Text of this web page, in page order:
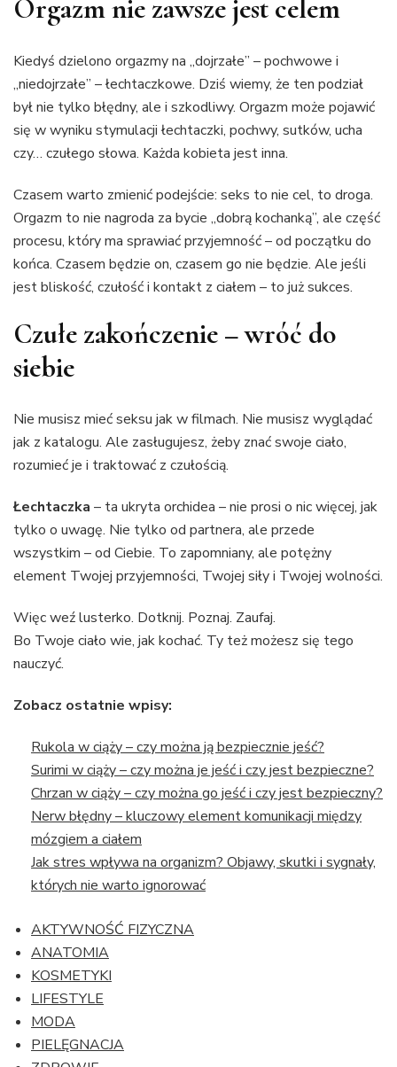
Orgazm nie zawsze jest celem
Kiedyś dzielono orgazmy na „dojrzałe” – pochwowe i
„niedojrzałe” – łechtaczkowe. Dziś wiemy, że ten podział
był nie tylko błędny, ale i szkodliwy. Orgazm może pojawić
się w wyniku stymulacji łechtaczki, pochwy, sutków, ucha
czy… czułego słowa. Każda kobieta jest inna.
Czasem warto zmienić podejście: seks to nie cel, to droga.
Orgazm to nie nagroda za bycie „dobrą kochanką”, ale część
procesu, który ma sprawiać przyjemność – od początku do
końca. Czasem będzie on, czasem go nie będzie. Ale jeśli
jest bliskość, czułość i kontakt z ciałem – to już sukces.
Czułe zakończenie – wróć do
siebie
Nie musisz mieć seksu jak w filmach. Nie musisz wyglądać
jak z katalogu. Ale zasługujesz, żeby znać swoje ciało,
rozumieć je i traktować z czułością.
Łechtaczka – ta ukryta orchidea – nie prosi o nic więcej, jak
tylko o uwagę. Nie tylko od partnera, ale przede
wszystkim – od Ciebie. To zapomniany, ale potężny
element Twojej przyjemności, Twojej siły i Twojej wolności.
Więc weź lusterko. Dotknij. Poznaj. Zaufaj.
Bo Twoje ciało wie, jak kochać. Ty też możesz się tego
nauczyć.
Zobacz ostatnie wpisy:
Rukola w ciąży – czy można ją bezpiecznie jeść?
Surimi w ciąży – czy można je jeść i czy jest bezpieczne?
Chrzan w ciąży – czy można go jeść i czy jest bezpieczny?
Nerw błędny – kluczowy element komunikacji między
mózgiem a ciałem
Jak stres wpływa na organizm? Objawy, skutki i sygnały,
których nie warto ignorować
AKTYWNOŚĆ FIZYCZNA
ANATOMIA
KOSMETYKI
LIFESTYLE
MODA
PIELĘGNACJA